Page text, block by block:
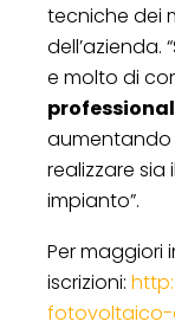
tecniche dei
dell’azienda.
e molto di
aumentando
realizzare sia il
impianto”.
Per maggiori
iscrizioni: